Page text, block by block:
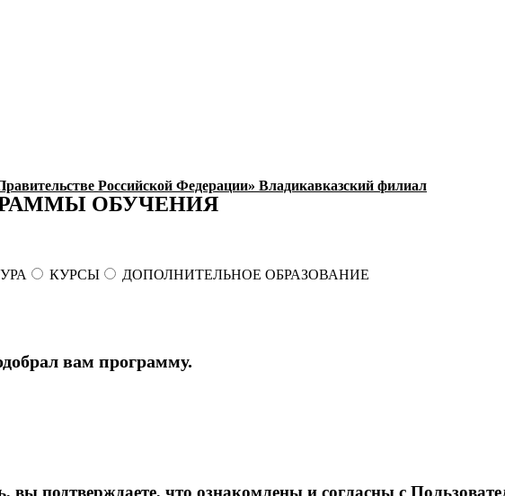
Российской Федерации» Владикавказский филиал
ОБУЧЕНИЯ
КУРСЫ
ДОПОЛНИТЕЛЬНОЕ ОБРАЗОВАНИЕ
вам программу.